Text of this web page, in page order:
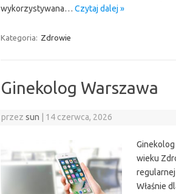
wykorzystywana… Czytaj dalej »
Kategoria: Zdrowie
Ginekolog Warszawa
przezsun 14 czerwca, 2026
wieku
Właśnie